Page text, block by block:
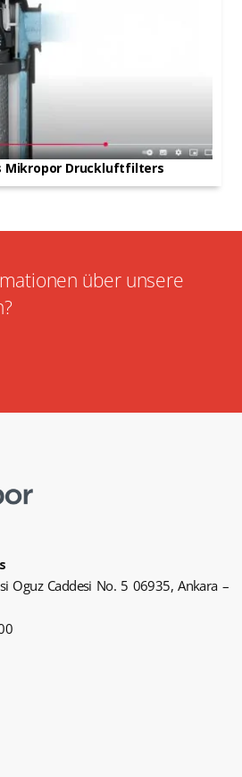
Mikropor Druckluftfilters
über unsere
Oguz Caddesi No. 5 06935, Ankara –